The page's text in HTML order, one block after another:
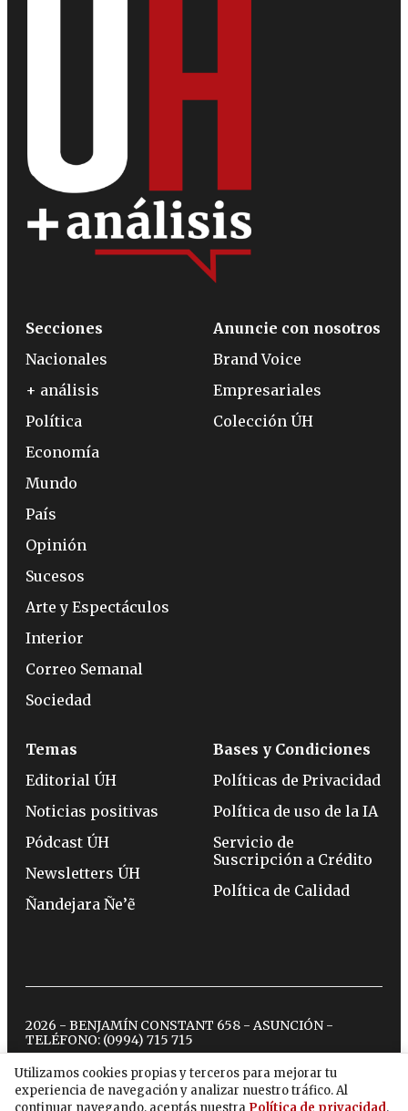
Utilizamos cookies propias y terceros para mejorar tu
experiencia de navegación y analizar nuestro tráfico. Al
continuar navegando, aceptás nuestra Política de privacidad .
Secciones
Nacionales
+ análisis
Política
Economía
Mundo
País
Opinión
Sucesos
Arte y Espectáculos
Interior
Correo Semanal
Sociedad
Anuncie con nosotros
Brand Voice
Empresariales
Colección ÚH
Temas
Editorial ÚH
Noticias positivas
Pódcast ÚH
Newsletters ÚH
Ñandejara Ñe’ẽ
Bases y Condiciones
Políticas de Privacidad
Política de uso de la IA
Servicio de
Suscripción a Crédito
Política de Calidad
2026 - BENJAMÍN CONSTANT 658 - ASUNCIÓN -
TELÉFONO: (0994) 715 715
twitterinstagram
facebook
tiktokyoutubespotify